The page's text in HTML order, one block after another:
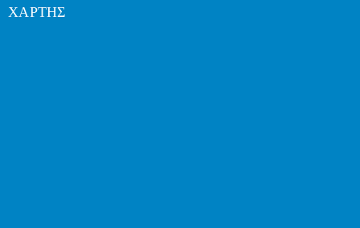
ΧΑΡΤΗΣ